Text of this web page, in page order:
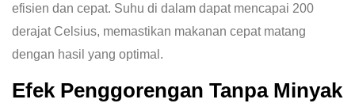
efisien dan cepat. Suhu di dalam dapat mencapai 200
derajat Celsius, memastikan makanan cepat matang
dengan hasil yang optimal.
Efek Penggorengan Tanpa Minyak